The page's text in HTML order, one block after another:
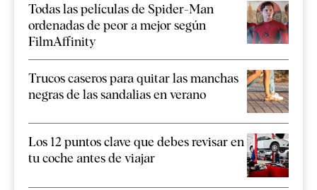
Todas las películas de Spider-Man
ordenadas de peor a mejor según
FilmAffinity
Trucos caseros para quitar las manchas
negras de las sandalias en verano
Los 12 puntos clave que debes revisar en
tu coche antes de viajar